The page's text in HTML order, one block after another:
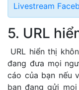
Livestream
5. URL
URL hiển thị
đang đưa mọi
cáo của bạn nếu
bạn đang gửi